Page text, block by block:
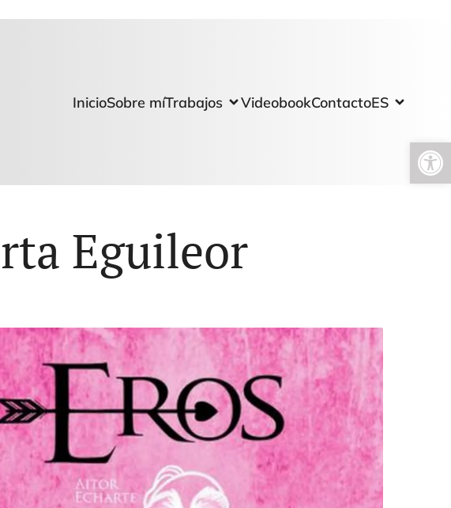
Abrir barra de herramientas
InicioSobre míTrabajos VideobookContactoES
Eguileor